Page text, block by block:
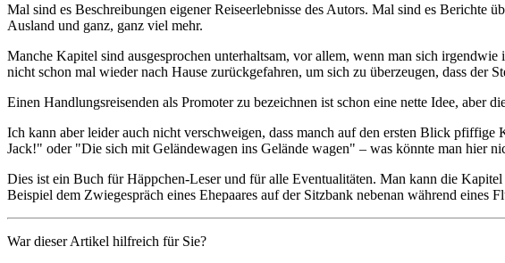
Mal sind es Beschreibungen eigener Reiseerlebnisse des Autors. Mal sind es
Ausland und ganz, ganz viel mehr.
Manche Kapitel sind ausgesprochen unterhaltsam, vor allem, wenn man sich
nicht schon mal wieder nach Hause zurückgefahren, um sich zu überzeugen, dass der
Einen Handlungsreisenden als Promoter zu bezeichnen ist schon eine nette Idee, aber
Ich kann aber leider auch nicht verschweigen, dass manch auf den ersten Blick
Jack!" oder "Die sich mit Geländewagen ins Gelände wagen" – was könnte man hier
Dies ist ein Buch für Häppchen-Leser und für alle Eventualitäten. Man kann die
Beispiel dem Zwiegespräch eines Ehepaares auf der Sitzbank nebenan während eines
War dieser Artikel hilfreich für Sie?